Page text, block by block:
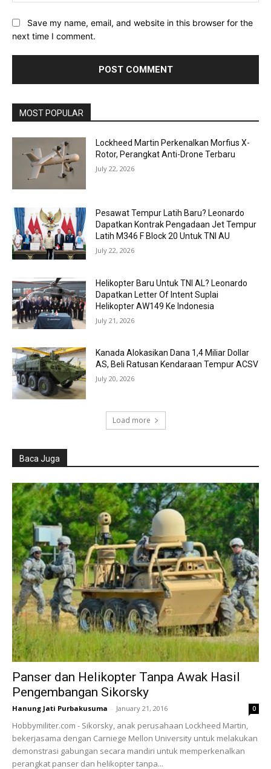
Save my name, email, and website in this browser for the
next time I comment.
MOST POPULAR
Lockheed Martin Perkenalkan Morfius X-
Rotor, Perangkat Anti-Drone Terbaru
July 22, 2026
Pesawat Tempur Latih Baru? Leonardo
Dapatkan Kontrak Pengadaan Jet Tempur
Latih M346 F Block 20 Untuk TNI AU
July 22, 2026
Helikopter Baru Untuk TNI AL? Leonardo
Dapatkan Letter Of Intent Suplai
Helikopter AW149 Ke Indonesia
July 21, 2026
Kanada Alokasikan Dana 1,4 Miliar Dollar
AS, Beli Ratusan Kendaraan Tempur ACSV
July 20, 2026
Load more
Baca Juga
Panser dan Helikopter Tanpa Awak Hasil
Pengembangan Sikorsky
Hanung Jati Purbakusuma - January 21, 2016 0
Hobbymiliter.com - Sikorsky, anak perusahaan Lockheed Martin,
bekerjasama dengan Carniege Mellon University untuk melakukan
demonstrasi gabungan secara mandiri untuk memperkenalkan
perangkat panser dan helikopter tanpa...